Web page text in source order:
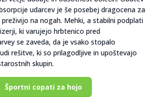
udarcev je še posebej dragocena za
na nogah. Mehki, a stabilni podplati
ki varujejo hrbtenico pred
se zaveda, da je vsako stopalo
rešitve, ki so prilagodljive in upoštevajo
skupin.
Športni copati za hojo